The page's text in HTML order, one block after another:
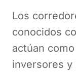
Los
conocidos
actúan
inversores y